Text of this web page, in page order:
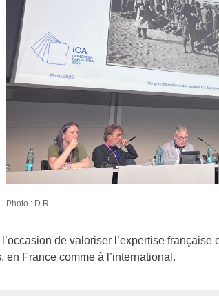
Photo : D.R.
de valoriser l’expertise
France comme à l’international.